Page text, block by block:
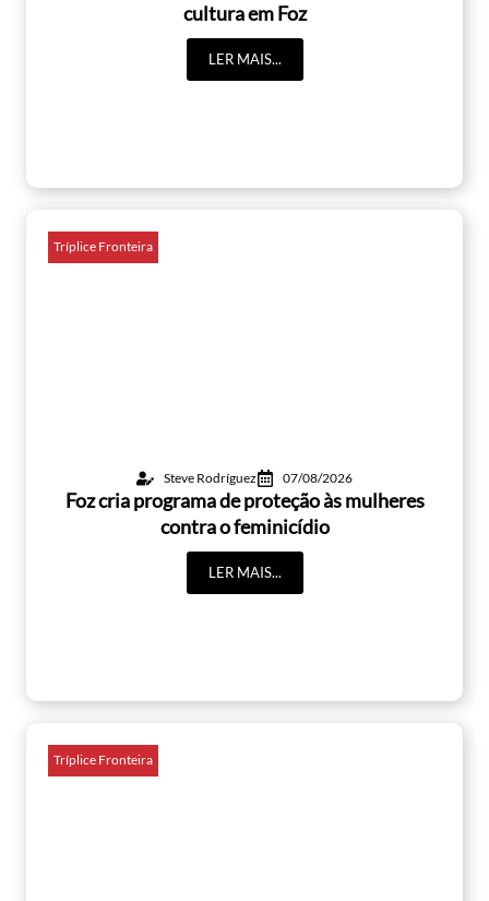
cultura em Foz
LER MAIS...
Tríplice Fronteira
Steve Rodríguez 07/08/2026
Foz cria programa de proteção às mulheres
contra o feminicídio
LER MAIS...
Tríplice Fronteira